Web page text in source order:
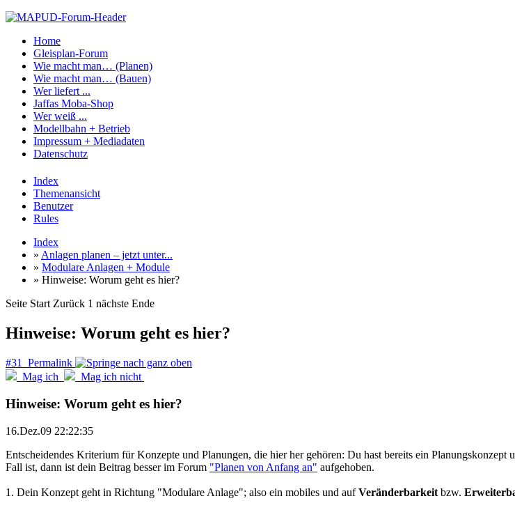
Home
Gleisplan-Forum
Wie macht man… (Planen)
Wie macht man… (Bauen)
Wer liefert ...
Jaffas Moba-Shop
Wer weiß ...
Modellbahn + Betrieb
Impressum + Mediadaten
Datenschutz
Index
Themenansicht
Benutzer
Rules
Index
» Anlagen planen – jetzt unter...
» Modulare Anlagen + Module
» Hinweise: Worum geht es hier?
Seite Start Zurück 1 nächste Ende
Hinweise: Worum geht es hier?
#31 Permalink
Mag ich
Mag ich nicht
Hinweise: Worum geht es hier?
16.Dez.09 22:22:35
Entscheidendes Kriterium fürKonzepte und Planungen, die hier her gehören: Du hast bereits ein Planungskonzept
Fall ist, dann ist dein Beitrag besser im Forum "Planen von Anfang an" aufgehoben.
1. Dein Konzept geht in Richtung "Modulare Anlage"; also ein mobiles und aufVeränderbarkeit bzw.